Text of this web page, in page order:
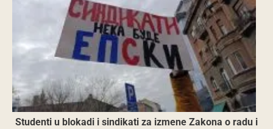
Studenti u blokadi i sindikati za izmene Zakona o radu i